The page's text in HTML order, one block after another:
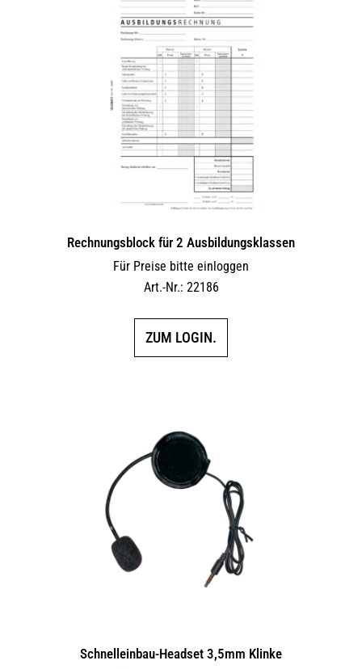
Rechnungsblock für 2 Ausbil­dungs­klassen
Für Preise bitte einloggen
Art.-Nr.: 22186
ZUM LOGIN.
Schnelleinbau-Headset 3,5mm Klinke